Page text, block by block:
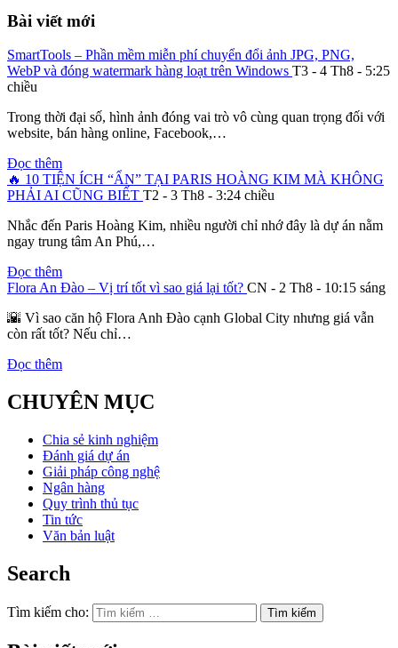
Bài viết mới
SmartTools – Phần mềm miễn phí chuyển đổi ảnh JPG, PNG,
WebP và đóng watermark hàng loạt trên Windows T3 - 4 Th8 - 5:25
chiều
Trong thời đại số, hình ảnh đóng vai trò vô cùng quan trọng đối với
website, bán hàng online, Facebook,…
Đọc thêm
🔥 10 TIỆN ÍCH “ẨN” TẠI PARIS HOÀNG KIM MÀ KHÔNG
PHẢI AI CŨNG BIẾT T2 - 3 Th8 - 3:24 chiều
Nhắc đến Paris Hoàng Kim, nhiều người chỉ nhớ đây là dự án nằm
ngay trung tâm An Phú,…
Đọc thêm
Flora An Đào – Vị trí tốt vì sao giá lại tốt? CN - 2 Th8 - 10:15 sáng
🌇 Vì sao căn hộ Flora Anh Đào cạnh Global City nhưng giá vẫn
còn rất tốt? Nếu chỉ…
Đọc thêm
CHUYÊN MỤC
Chia sẻ kinh nghiệm
Đánh giá dự án
Giải pháp công nghệ
Ngân hàng
Quy trình thủ tục
Tin tức
Văn bản luật
Search
Tìm kiếm cho: